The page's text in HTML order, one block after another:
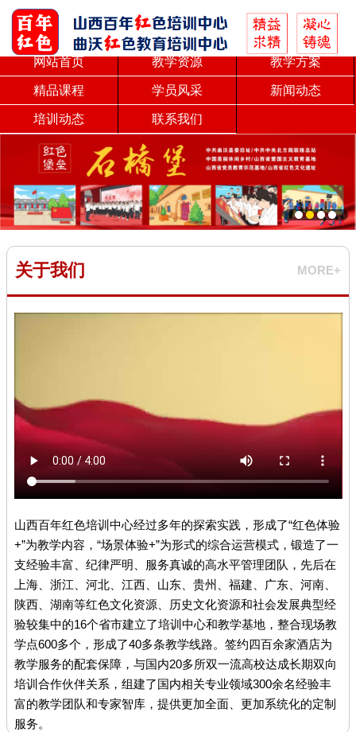
网站首页 教学资源 教学方案
精品课程 学员风采 新闻动态
培训动态 联系我们
关于我们 MORE+
山西百年红色培训中心经过多年的探索实践，形成了“红色体验
+”为教学内容，“场景体验+”为形式的综合运营模式，锻造了一
支经验丰富、纪律严明、服务真诚的高水平管理团队，先后在
上海、浙江、河北、江西、山东、贵州、福建、广东、河南、
陕西、湖南等红色文化资源、历史文化资源和社会发展典型经
验较集中的16个省市建立了培训中心和教学基地，整合现场教
学点600多个，形成了40多条教学线路。签约四百余家酒店为
教学服务的配套保障，与国内20多所双一流高校达成长期双向
培训合作伙伴关系，组建了国内相关专业领域300余名经验丰
富的教学团队和专家智库，提供更加全面、更加系统化的定制
服务。